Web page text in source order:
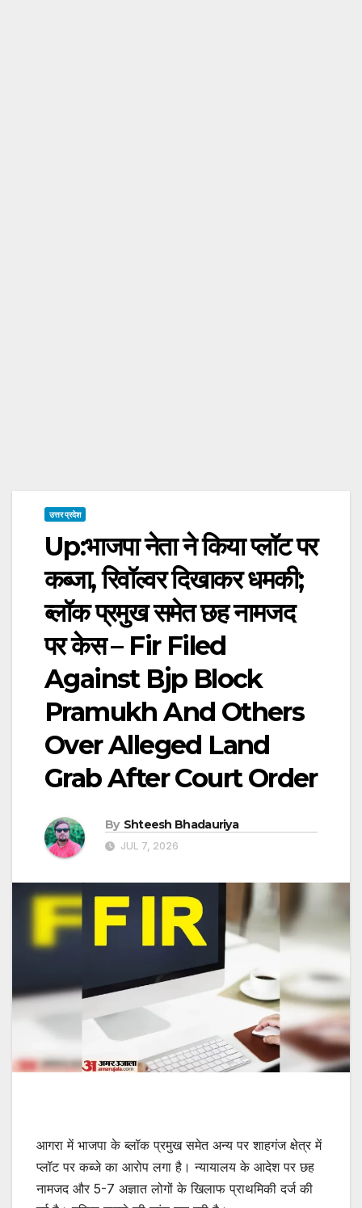
उत्तर प्रदेश
Up:भाजपा नेता ने किया प्लॉट पर
कब्जा, रिवॉल्वर दिखाकर धमकी;
ब्लॉक प्रमुख समेत छह नामजद
पर केस – Fir Filed
Against Bjp Block
Pramukh And Others
Over Alleged Land
Grab After Court Order
By Shteesh Bhadauriya
JUL 7, 2026
आगरा में भाजपा के ब्लॉक प्रमुख समेत अन्य पर शाहगंज क्षेत्र में
प्लॉट पर कब्जे का आरोप लगा है। न्यायालय के आदेश पर छह
नामजद और 5-7 अज्ञात लोगों के खिलाफ प्राथमिकी दर्ज की